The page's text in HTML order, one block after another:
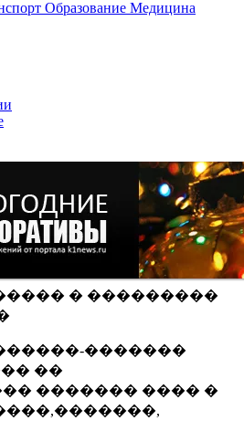
Образование Медицина
� ���������
�������
��
������� ���� �